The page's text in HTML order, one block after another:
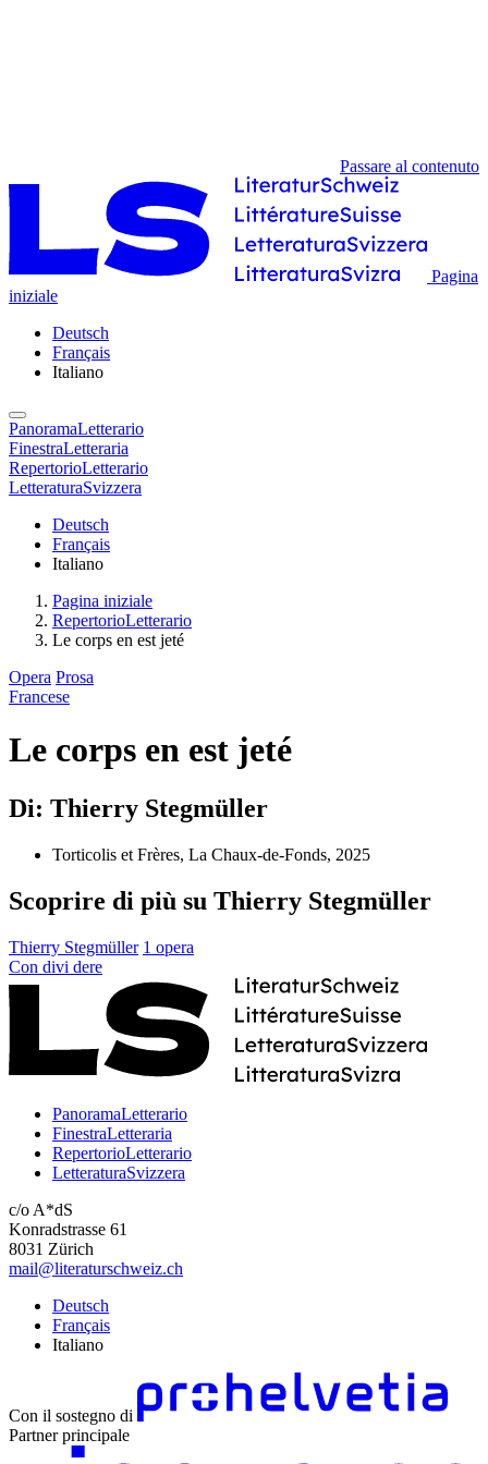
Passare al contenuto
Pagina
iniziale
Deutsch
Français
Italiano
PanoramaLetterario
FinestraLetteraria
RepertorioLetterario
LetteraturaSvizzera
Deutsch
Français
Italiano
Pagina iniziale
RepertorioLetterario
Le corps en est jeté
Opera Prosa
Francese
Le corps en est jeté
Di: Thierry Stegmüller
Torticolis et Frères, La Chaux-de-Fonds, 2025
Scoprire di più su Thierry Stegmüller
Thierry Stegmüller 1 opera
Con divi dere
PanoramaLetterario
FinestraLetteraria
RepertorioLetterario
LetteraturaSvizzera
c/o A*dS
Konradstrasse 61
8031 Zürich
mail@literaturschweiz.ch
Deutsch
Français
Italiano
Con il sostegno di
Partner principale